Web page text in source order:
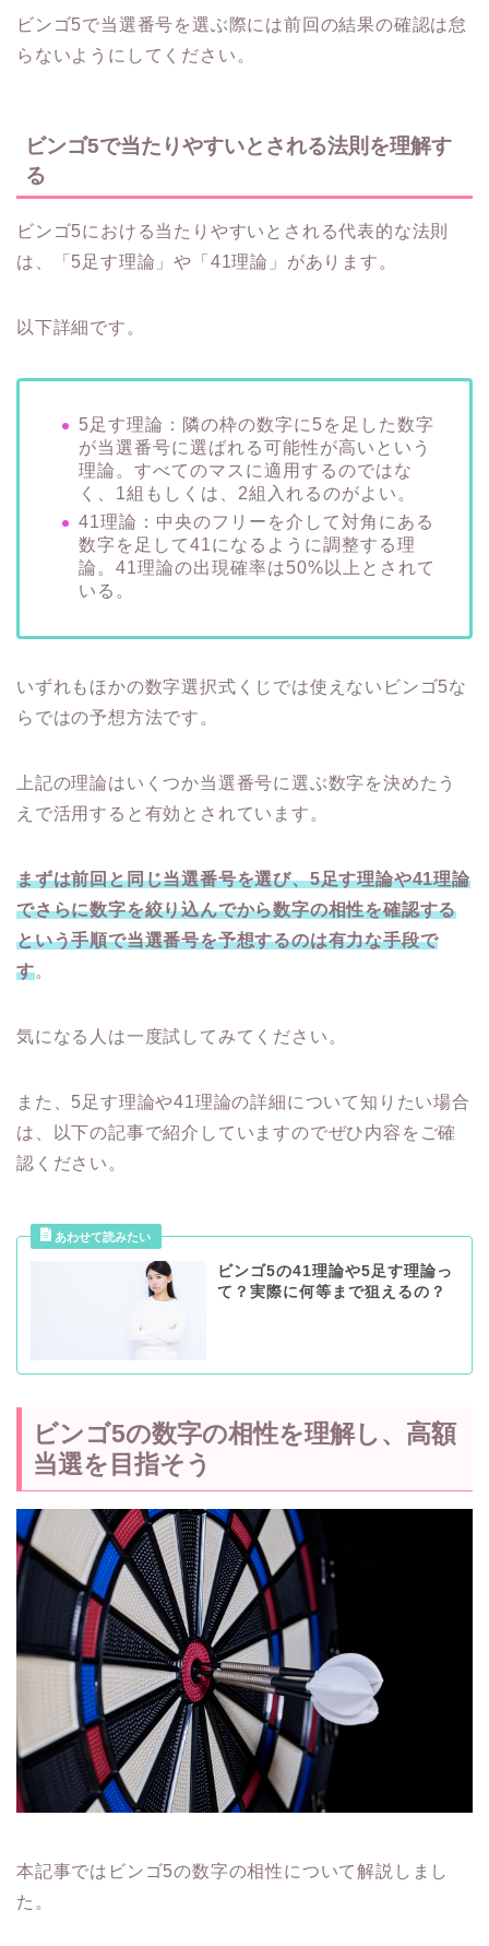
ビンゴ5で当選番号を選ぶ際には前回の結果の確認は怠
らないようにしてください。
ビンゴ5で当たりやすいとされる法則を理解す
る
ビンゴ5における当たりやすいとされる代表的な法則
は、「5足す理論」や「41理論」があります。
以下詳細です。
5足す理論：隣の枠の数字に5を足した数字
が当選番号に選ばれる可能性が高いという
理論。すべてのマスに適用するのではな
く、1組もしくは、2組入れるのがよい。
41理論：中央のフリーを介して対角にある
数字を足して41になるように調整する理
論。41理論の出現確率は50%以上とされて
いる。
いずれもほかの数字選択式くじでは使えないビンゴ5な
らではの予想方法です。
上記の理論はいくつか当選番号に選ぶ数字を決めたう
えで活用すると有効とされています。
まずは前回と同じ当選番号を選び、5足す理論や41理論
でさらに数字を絞り込んでから数字の相性を確認する
という手順で当選番号を予想するのは有力な手段で
す。
気になる人は一度試してみてください。
また、5足す理論や41理論の詳細について知りたい場合
は、以下の記事で紹介していますのでぜひ内容をご確
認ください。
ビンゴ5の41理論や5足す理論っ
て？実際に何等まで狙えるの？
ビンゴ5の数字の相性を理解し、高額
当選を目指そう
本記事ではビンゴ5の数字の相性について解説しまし
た。